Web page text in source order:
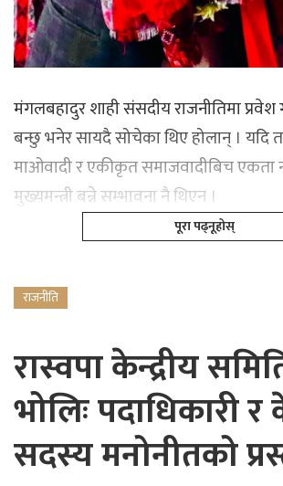
मंगलबहादुर शाही संसदीय राजनीतिमा प्रवेश
बन्छु भनेर सायदै सोचेका थिए होलान् । यदि
माओवादी र एकीकृत समाजवादीबिच एकता
मुख्यमन्त्री बन्ने सम्भावना नै थिएन ।
पूरा पढ्नूहोस्
राजनीति
रास्वपा केन्द्रीय
भोलिः पदाधिकारी र
सदस्य मनोनीतको